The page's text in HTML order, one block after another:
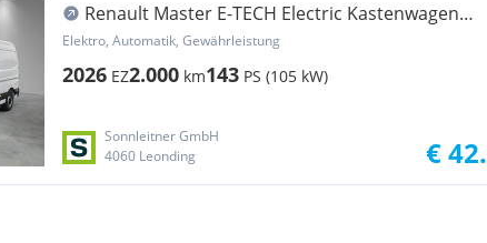
Renault Master E-TECH Electric Kastenwagen
L3H2 3,5t 87kWh Transporter / Kastenwagen
Elektro, Automatik, Gewährleistung
2026 EZ2.000 km143 PS (105 kW)
Sonnleitner GmbH
4060 Leonding
€